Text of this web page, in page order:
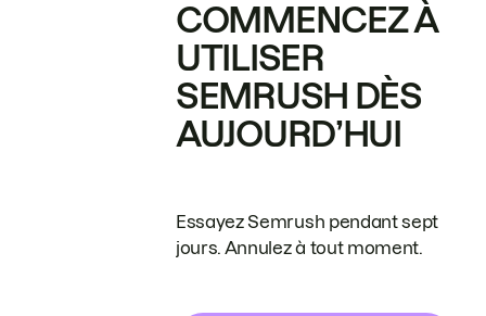
COMMENCEZ À
UTILISER
SEMRUSH DÈS
AUJOURD’HUI
Essayez Semrush pendant sept
jours. Annulez à tout moment.